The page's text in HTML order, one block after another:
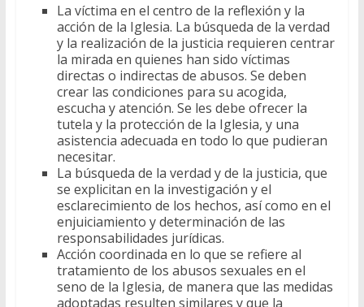
La víctima en el centro de la reflexión y la
acción de la Iglesia. La búsqueda de la verdad
y la realización de la justicia requieren centrar
la mirada en quienes han sido víctimas
directas o indirectas de abusos. Se deben
crear las condiciones para su acogida,
escucha y atención. Se les debe ofrecer la
tutela y la protección de la Iglesia, y una
asistencia adecuada en todo lo que pudieran
necesitar.
La búsqueda de la verdad y de la justicia, que
se explicitan en la investigación y el
esclarecimiento de los hechos, así como en el
enjuiciamiento y determinación de las
responsabilidades jurídicas.
Acción coordinada en lo que se refiere al
tratamiento de los abusos sexuales en el
seno de la Iglesia, de manera que las medidas
adoptadas resulten similares y que la